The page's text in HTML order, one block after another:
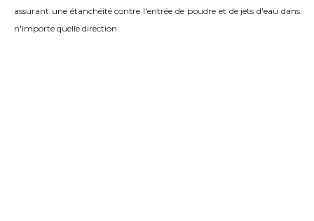
assurant une étanchéité contre l'entrée de poudre et de jets d'eau dans
n'importe quelle direction.